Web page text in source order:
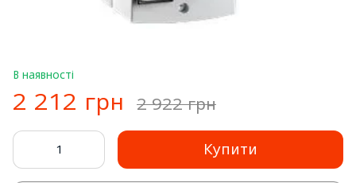
В наявності
2 212 грн 2 922 грн
Купити